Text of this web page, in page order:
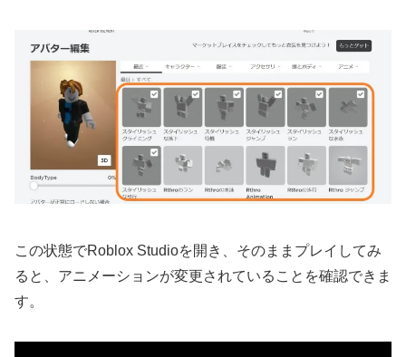
この状態でRoblox Studioを開き、そのままプレイしてみ
ると、アニメーションが変更されていることを確認できま
す。